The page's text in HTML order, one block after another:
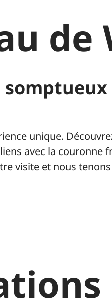
de
unique.
avec la couronne
visite et nous